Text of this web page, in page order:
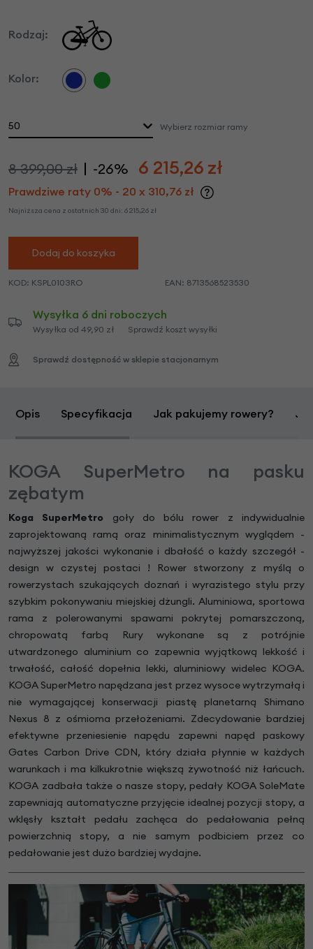
Rodzaj:
Kolor:
50 Wybierz rozmiar ramy
8 399,00 zł -26% 6 215,26 zł
Prawdziwe raty 0% - 20 x 310,76 zł
Najniższa cena z ostatnich 30 dni: 6 215,26 zł
Dodaj do koszyka
KOD: KSPL0103RO EAN: 8713568523530
Wysyłka 6 dni roboczych
Wysyłka od 49,90 zł Sprawdź koszt wysyłki
Sprawdź dostępność w sklepie stacjonarnym
Opis Specyfikacja Jak pakujemy rowery?
KOGA SuperMetro na pasku
zębatym
Koga SuperMetro goły do bólu rower z indywidualnie
zaprojektowaną ramą oraz minimalistycznym wyglądem -
najwyższej jakości wykonanie i dbałość o każdy szczegół -
design w czystej postaci ! Rower stworzony z myślą o
rowerzystach szukających doznań i wyrazistego stylu przy
szybkim pokonywaniu miejskiej dżungli. Aluminiowa, sportowa
rama z polerowanymi spawami pokrytej pomarszczoną,
chropowatą farbą Rury wykonane są z potrójnie
utwardzonego aluminium co zapewnia wyjątkową lekkość i
trwałość, całość dopełnia lekki, aluminiowy widelec KOGA.
KOGA SuperMetro napędzana jest przez wysoce wytrzymałą i
nie wymagającej konserwacji piastę planetarną Shimano
Nexus 8 z ośmioma przełożeniami. Zdecydowanie bardziej
efektywne przeniesienie napędu zapewni napęd paskowy
Gates Carbon Drive CDN, który działa płynnie w każdych
warunkach i ma kilkukrotnie większą żywotność niż łańcuch.
KOGA zadbała także o nasze stopy, pedały KOGA SoleMate
zapewniają automatyczne przyjęcie idealnej pozycji stopy, a
wklęsły kształt pedału zachęca do pedałowania pełną
powierzchnią stopy, a nie samym podbiciem przez co
pedałowanie jest dużo bardziej wydajne.